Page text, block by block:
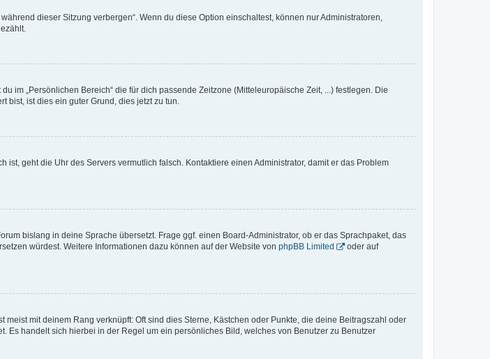
dieser Sitzung verbergen“. Wenn du diese Option einschaltest, können nur Administratoren,
im „Persönlichen Bereich“ die für dich passende Zeitzone (Mitteleuropäische Zeit, ...) festlegen. Die
bist, ist dies ein guter Grund, dies jetzt zu tun.
geht die Uhr des Servers vermutlich falsch. Kontaktiere einen Administrator, damit er das Problem
bislang in deine Sprache übersetzt. Frage ggf. einen Board-Administrator, ob er das Sprachpaket, das
würdest. Weitere Informationen dazu können auf der Website von phpBB Limited
oder auf
mit deinem Rang verknüpft: Oft sind dies Sterne, Kästchen oder Punkte, die deine Beitragszahl oder
Es handelt sich hierbei in der Regel um ein persönliches Bild, welches von Benutzer zu Benutzer